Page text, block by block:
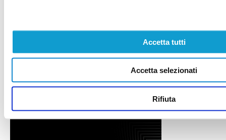
Accetta tutti
Accetta selezionati
Rifiuta